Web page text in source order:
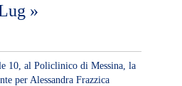
»
10, al Policlinico di Messina, la
per Alessandra Frazzica